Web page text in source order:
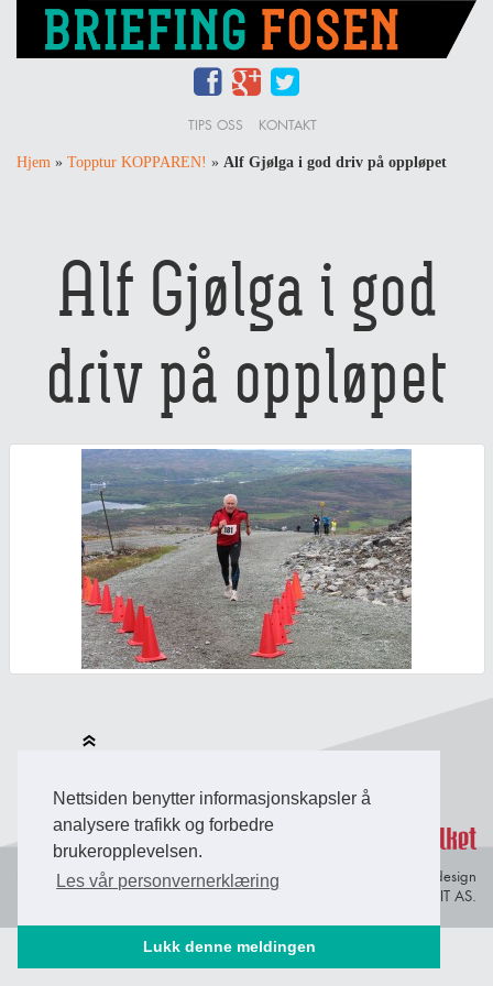
Nettsiden benytter informasjonskapsler å
analysere trafikk og forbedre
brukeropplevelsen.
Les vår personvernerklæring
Lukk denne meldingen
TIPS OSS KONTAKT
Hjem » Topptur KOPPAREN! » Alf Gjølga i god driv på oppløpet
Alf Gjølga i god
driv på oppløpet
Personvern og
informasjonskapsler
© Copyright 2026 Briefing Fosen.
Webdesign
av Lindbak IT AS.